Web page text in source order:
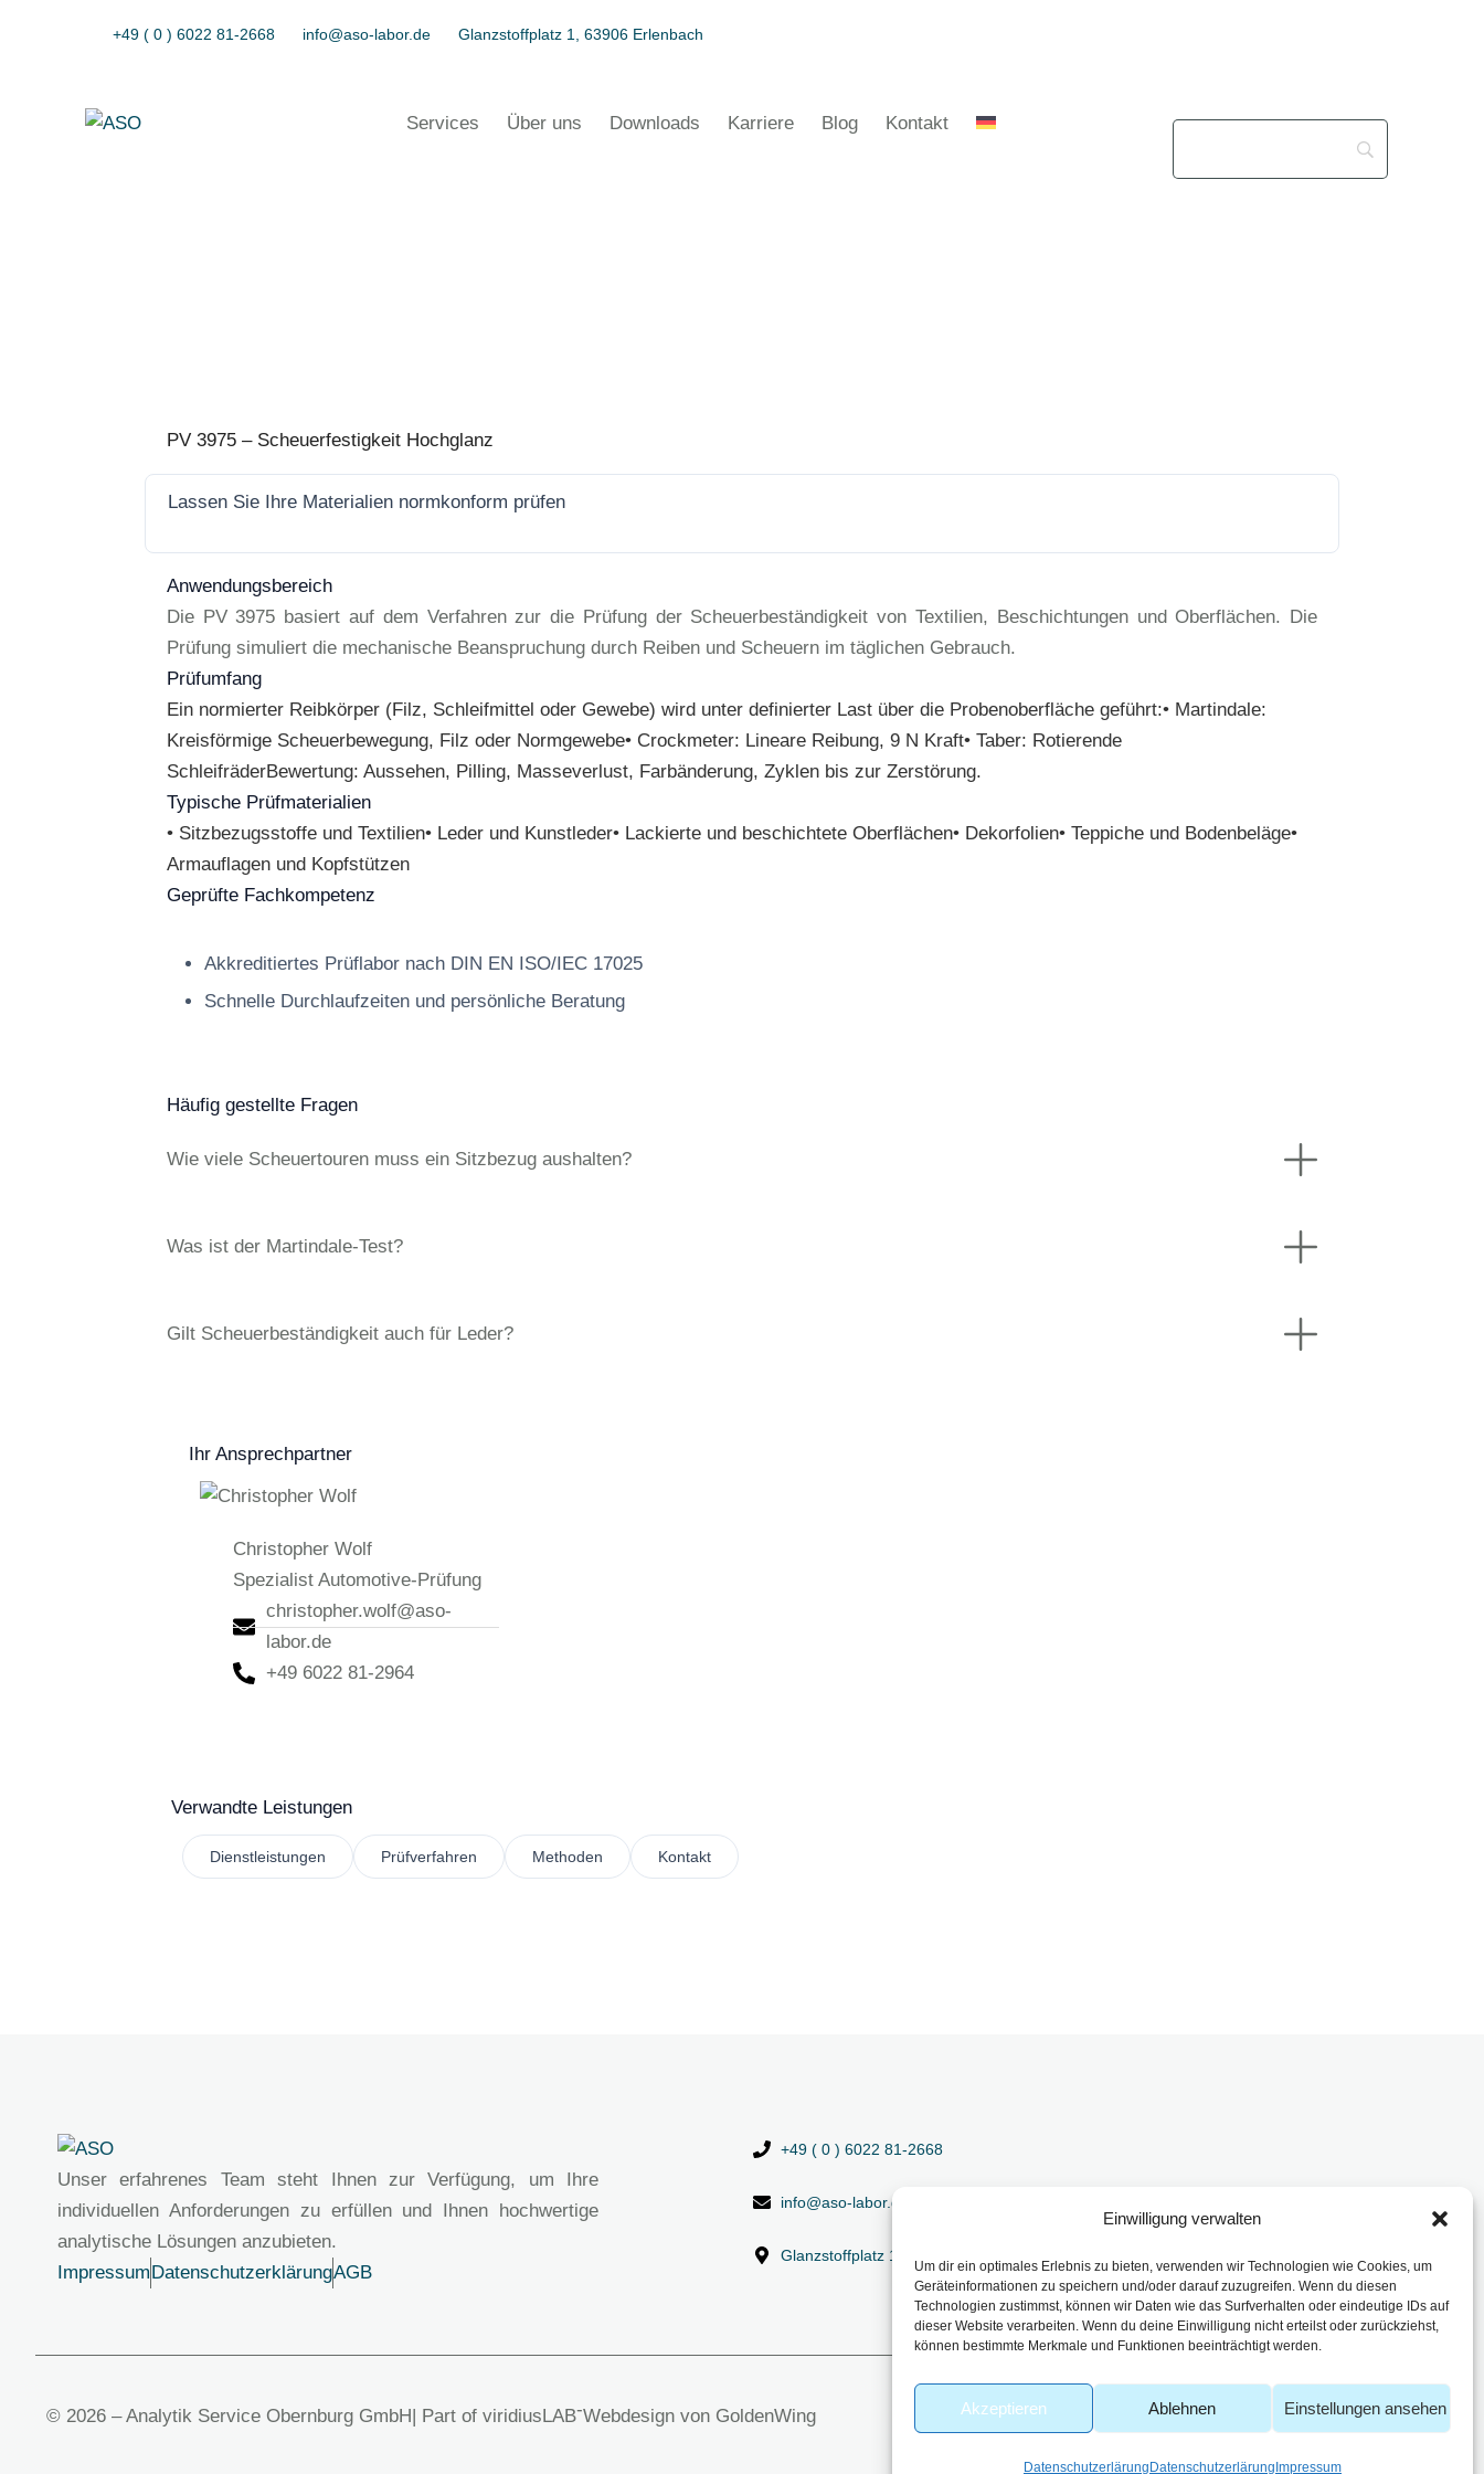
Einwilligung verwalten
Um dir ein optimales Erlebnis zu bieten, verwenden wir Technologien wie Cookies, um
Geräteinformationen zu speichern und/oder darauf zuzugreifen. Wenn du diesen
Technologien zustimmst, können wir Daten wie das Surfverhalten oder eindeutige IDs auf
dieser Website verarbeiten. Wenn du deine Einwilligung nicht erteilst oder zurückziehst,
können bestimmte Merkmale und Funktionen beeinträchtigt werden.
Akzeptieren Ablehnen Einstellungen ansehen
Datenschutzerlärung Datenschutzerlärung Impressum
+49 ( 0 ) 6022 81-2668 info@aso-labor.de Glanzstoffplatz 1, 63906 Erlenbach
Services Über uns Downloads Karriere Blog Kontakt
PV 3975 – Scheuerfestigkeit Hochglanz
Lassen Sie Ihre Materialien normkonform prüfen
Anwendungsbereich
Die PV 3975 basiert auf dem Verfahren zur die Prüfung der Scheuerbeständigkeit von Textilien, Beschichtungen und Oberflächen. Die
Prüfung simuliert die mechanische Beanspruchung durch Reiben und Scheuern im täglichen Gebrauch.
Prüfumfang
Ein normierter Reibkörper (Filz, Schleifmittel oder Gewebe) wird unter definierter Last über die Probenoberfläche geführt:• Martindale:
Kreisförmige Scheuerbewegung, Filz oder Normgewebe• Crockmeter: Lineare Reibung, 9 N Kraft• Taber: Rotierende
SchleifräderBewertung: Aussehen, Pilling, Masseverlust, Farbänderung, Zyklen bis zur Zerstörung.
Typische Prüfmaterialien
• Sitzbezugsstoffe und Textilien• Leder und Kunstleder• Lackierte und beschichtete Oberflächen• Dekorfolien• Teppiche und Bodenbeläge•
Armauflagen und Kopfstützen
Geprüfte Fachkompetenz
Akkreditiertes Prüflabor nach DIN EN ISO/IEC 17025
Schnelle Durchlaufzeiten und persönliche Beratung
Häufig gestellte Fragen
Wie viele Scheuertouren muss ein Sitzbezug aushalten?
Was ist der Martindale-Test?
Gilt Scheuerbeständigkeit auch für Leder?
Ihr Ansprechpartner
Christopher Wolf
Spezialist Automotive-Prüfung
christopher.wolf@aso-
labor.de
+49 6022 81-2964
Verwandte Leistungen
Dienstleistungen Prüfverfahren Methoden Kontakt
Unser erfahrenes Team steht Ihnen zur Verfügung, um Ihre
individuellen Anforderungen zu erfüllen und Ihnen hochwertige
analytische Lösungen anzubieten.
Impressum DatenschutzerklärungAGB
+49 ( 0 ) 6022 81-2668
info@aso-labor.de
Glanzstoffplatz 1, 63906 Erlenbach
© 2026 – Analytik Service Obernburg GmbH | Part of viridiusLAB-Webdesign von GoldenWing